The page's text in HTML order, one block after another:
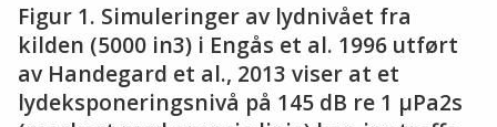
Figur 1. Simuleringer av lydnivået fra
kilden (5000 in3) i Engås et al. 1996 utført
av Handegard et al., 2013 viser at et
lydeksponeringsnivå på 145 dB re 1 µPa2s